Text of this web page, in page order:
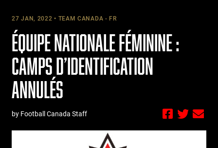
27 JAN, 2022 TEAM CANADA - FR
ÉQUIPE NATIONALE FÉMININE :
CAMPS D’IDENTIFICATION
ANNULÉS
by Football Canada Staff